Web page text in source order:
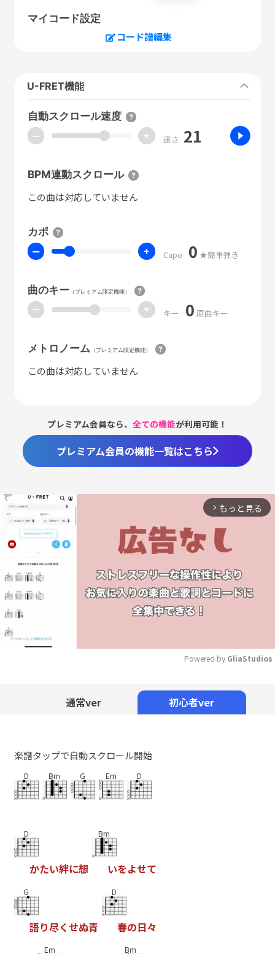
マイコード設定
コード譜編集
U-FRET機能
自動スクロール速度
ー + 速さ 21
BPM連動スクロール
この曲は対応していません
カポ
ー + Capo 0 ★簡単弾き
曲のキー（プレミアム限定機能）
ー + キー 0 原曲キー
メトロノーム （プレミアム限定機能）
この曲は対応していません
プレミアム会員なら、全ての機能が利用可能！
プレミアム会員の機能一覧はこちら
arrow_forward_ios もっと見る
Powered by GliaStudios
通常ver 初心者ver
楽譜タップで自動スクロール開始
D Bm G Em D
D
かたい絆に想
Bm
いをよせて
G
語り尽くせぬ青
D
春の日々
Em Bm